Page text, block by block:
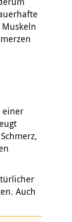
einer
Auch